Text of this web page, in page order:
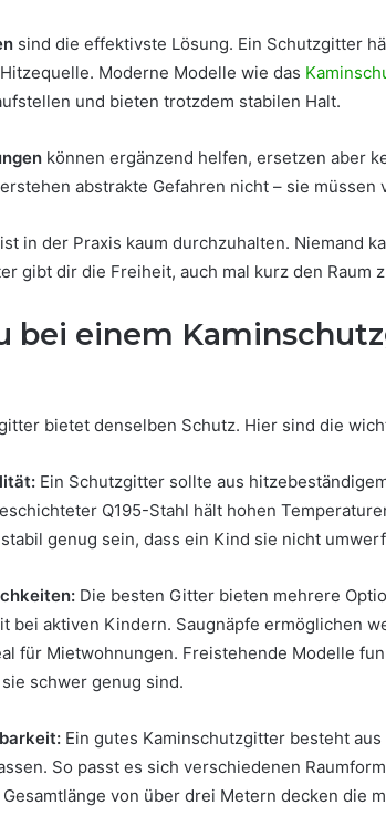
sind die effektivste Lösung. Ein Schutzgitter
Moderne Modelle wie das
und bieten trotzdem stabilen Halt.
können ergänzend helfen, ersetzen aber
abstrakte Gefahren nicht – sie
ist in der Praxis kaum durchzuhalten. Niemand
gibt dir die Freiheit, auch mal kurz den Raum
bei einem
bietet denselben Schutz. Hier sind die
Ein Schutzgitter sollte aus
Q195-Stahl hält hohen
genug sein, dass ein Kind sie nicht
Die besten Gitter bieten mehrere
bei aktiven Kindern. Saugnäpfe ermöglichen
für Mietwohnungen. Freistehende Modelle
schwer genug sind.
Ein gutes Kaminschutzgitter besteht
So passt es sich verschiedenen
von über drei Metern decken die